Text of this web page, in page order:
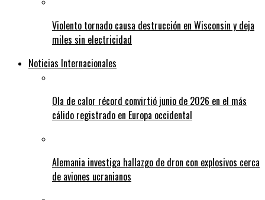
Violento tornado causa destrucción en Wisconsin y deja
miles sin electricidad
Noticias Internacionales
Ola de calor récord convirtió junio de 2026 en el más
cálido registrado en Europa occidental
Alemania investiga hallazgo de dron con explosivos cerca
de aviones ucranianos